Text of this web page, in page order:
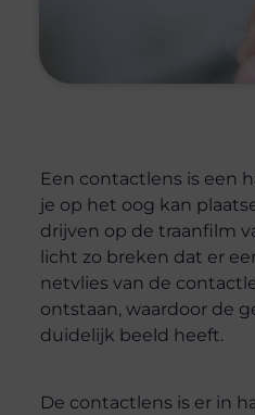
Een contactlens is een
je op het oog kan
drijven op de traanfilm
licht zo breken dat er
netvlies van de
ontstaan, waardoor de
duidelijk beeld heeft.
De contactlens is er in